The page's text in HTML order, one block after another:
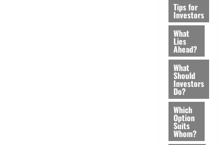
Tips for
Investors
What
Lies
Ahead?
What
Should
Investors
Do?
Which
Option
Suits
Whom?